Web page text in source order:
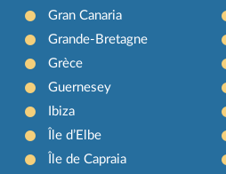
Gran Canaria
Grande-Bretagne
Grèce
Guernesey
Ibiza
Île d’Elbe
Île de Capraia